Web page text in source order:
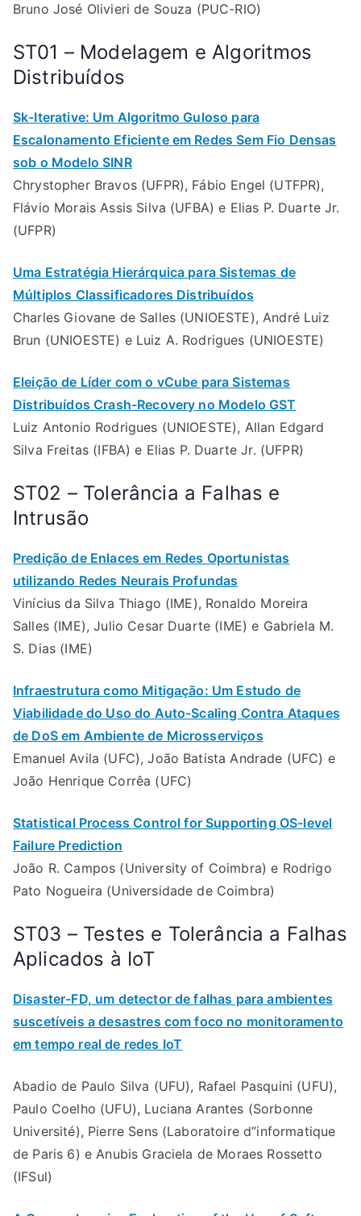
Bruno José Olivieri de Souza (PUC-RIO)
ST01 – Modelagem e Algoritmos
Distribuídos
Sk-Iterative: Um Algoritmo Guloso para
Escalonamento Eficiente em Redes Sem Fio Densas
sob o Modelo SINR
Chrystopher Bravos (UFPR), Fábio Engel (UTFPR),
Flávio Morais Assis Silva (UFBA) e Elias P. Duarte Jr.
(UFPR)
Uma Estratégia Hierárquica para Sistemas de
Múltiplos Classificadores Distribuídos
Charles Giovane de Salles (UNIOESTE), André Luiz
Brun (UNIOESTE) e Luiz A. Rodrigues (UNIOESTE)
Eleição de Líder com o vCube para Sistemas
Distribuídos Crash-Recovery no Modelo GST
Luiz Antonio Rodrigues (UNIOESTE), Allan Edgard
Silva Freitas (IFBA) e Elias P. Duarte Jr. (UFPR)
ST02 – Tolerância a Falhas e
Intrusão
Predição de Enlaces em Redes Oportunistas
utilizando Redes Neurais Profundas
Vinícius da Silva Thiago (IME), Ronaldo Moreira
Salles (IME), Julio Cesar Duarte (IME) e Gabriela M.
S. Dias (IME)
Infraestrutura como Mitigação: Um Estudo de
Viabilidade do Uso do Auto-Scaling Contra Ataques
de DoS em Ambiente de Microsserviços
Emanuel Avila (UFC), João Batista Andrade (UFC) e
João Henrique Corrêa (UFC)
Statistical Process Control for Supporting OS-level
Failure Prediction
João R. Campos (University of Coimbra) e Rodrigo
Pato Nogueira (Universidade de Coimbra)
ST03 – Testes e Tolerância a Falhas
Aplicados à IoT
Disaster-FD, um detector de falhas para ambientes
suscetíveis a desastres com foco no monitoramento
em tempo real de redes IoT
Abadio de Paulo Silva (UFU), Rafael Pasquini (UFU),
Paulo Coelho (UFU), Luciana Arantes (Sorbonne
Université), Pierre Sens (Laboratoire d”informatique
de Paris 6) e Anubis Graciela de Moraes Rossetto
(IFSul)